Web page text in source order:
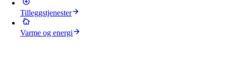
Tilleggstjenester
Varme og energi